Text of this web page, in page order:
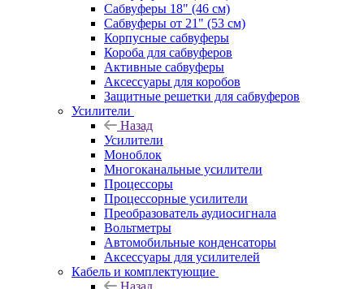
Сабвуферы 18" (46 см)
Сабвуферы от 21" (53 см)
Корпусные сабвуферы
Короба для сабвуферов
Активные сабвуферы
Аксессуары для коробов
Защитные решетки для сабвуферов
Усилители
Назад
Усилители
Моноблок
Многоканальные усилители
Процессоры
Процессорные усилители
Преобразователь аудиосигнала
Вольтметры
Автомобильные конденсаторы
Аксессуары для усилителей
Кабель и комплектующие
Назад